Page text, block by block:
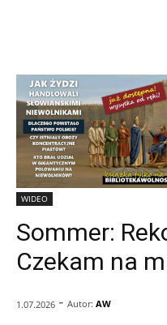
WIDEO
Sommer:
Czekam na
1.07.2026 - Autor: AW